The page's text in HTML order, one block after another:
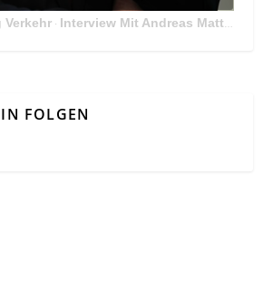
Verkehr · Interview Mit Andreas Matthä, CEO der ÖBB Holding
FOLGEN